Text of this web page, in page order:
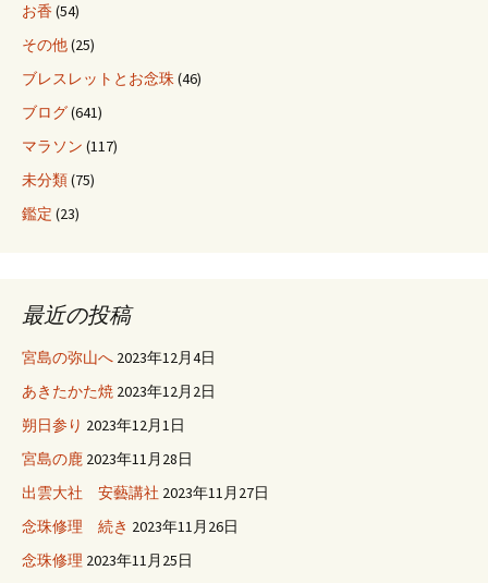
お香(54)
その他(25)
ブレスレットとお念珠(46)
ブログ(641)
マラソン (117)
未分類(75)
鑑定 (23)
最近の投稿
宮島の弥山へ 2023年12月4日
あきたかた焼 2023年12月2日
朔日参り 2023年12月1日
宮島の鹿 2023年11月28日
出雲大社 安藝講社 2023年11月27日
念珠修理 続き 2023年11月26日
念珠修理 2023年11月25日